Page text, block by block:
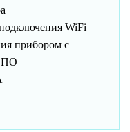
WiFi
прибором с
ПО